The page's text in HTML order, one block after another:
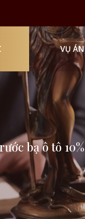
VỤ ÁN
bạ ô tô 10%